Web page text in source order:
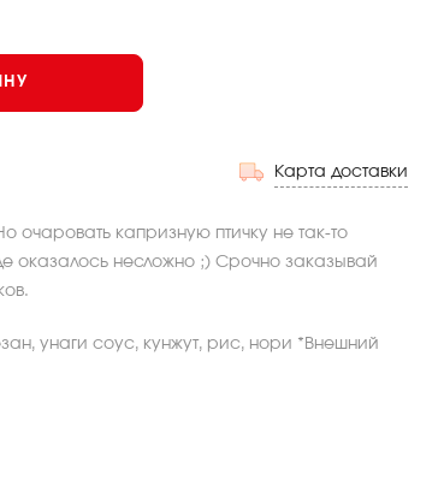
Карта доставки
капризную птичку не так-то
оказалось несложно ;) Срочно заказывай
унаги соус, кунжут, рис, нори *Внешний